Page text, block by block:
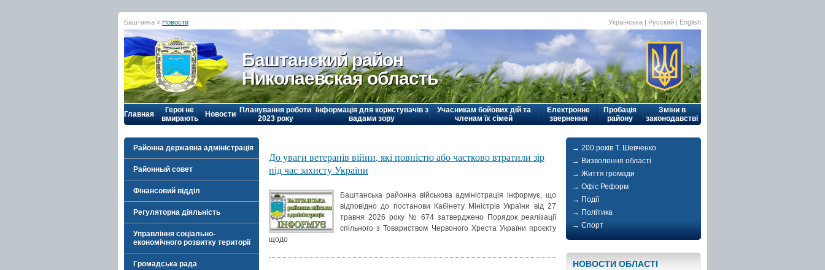
Баштанка » Новости Українська | Русский | English
Баштанский район
Николаевская область
Главная
Герої не
вмирають
Новости Планування роботи
2023 року
Інформація для користувачів з
вадами зору
Учасникам бойових дій та
членам їх сімей
Електронне
звернення
Пробація
району
Зміни в
законодавстві
Районна державна адміністрація
Районный совет
Фінансовий відділ
Регуляторна діяльність
Управління соціально-
економічного розвитку території
Громадська рада
До уваги ветеранів війни, які повністю або частково втратили зір
під час захисту України
Баштанська районна військова адміністрація інформує, що
відповідно до постанови Кабінету Міністрів України від 27
травня 2026 року № 674 затверджено Порядок реалізації
спільного з Товариством Червоного Хреста України проєкту
щодо
→ 200 років Т. Шевченко
→ Визволення області
→ Життя громади
→ Офіс Реформ
→ Події
→ Політика
→ Спорт
НОВОСТИ ОБЛАСТI